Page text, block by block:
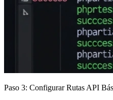
Paso 3: Configurar Rutas API